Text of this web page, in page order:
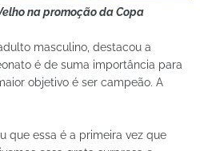
na promoção da Copa
masculino, destacou a
é de suma importância para
objetivo é ser campeão. A
que essa é a primeira vez que